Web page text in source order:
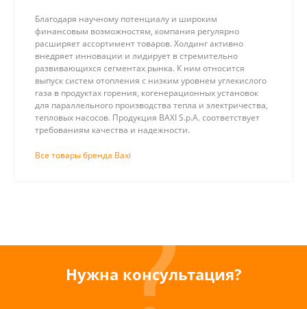
Благодаря научному потенциалу и широким
финансовым возможностям, компания регулярно
расширяет ассортимент товаров. Холдинг активно
внедряет инновации и лидирует в стремительно
развивающихся сегментах рынка. К ним относится
выпуск систем отопления с низким уровнем углекислого
газа в продуктах горения, когенерационных установок
для параллельного производства тепла и электричества,
тепловых насосов. Продукция BAXI S.p.A. соответствует
требованиям качества и надежности.
Все товары бренда Baxi
Нужна консультация?